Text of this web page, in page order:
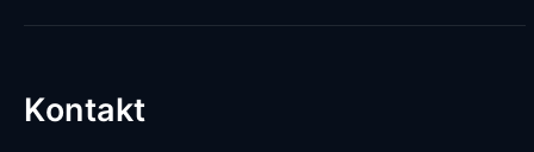
Kontakt